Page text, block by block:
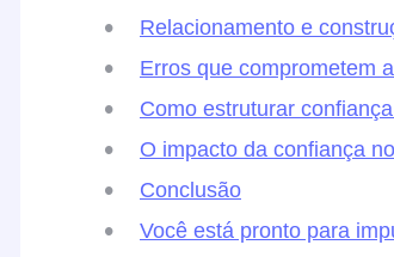
Relacionamento e
Erros que comprometem
Como estruturar
O impacto da confiança
Conclusão
Você está pronto para